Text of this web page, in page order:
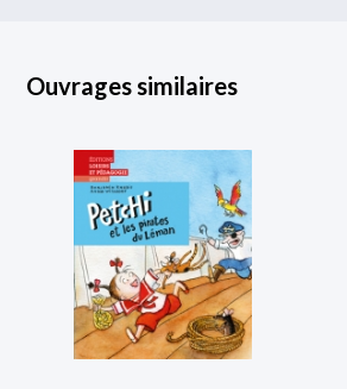
Ouvrages similaires